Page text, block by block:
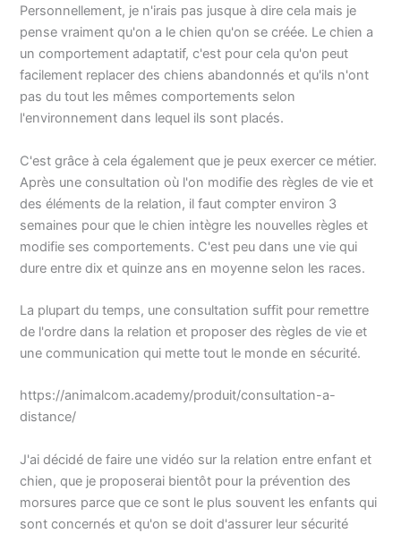
Personnellement, je n'irais pas jusque à dire cela mais je
pense vraiment qu'on a le chien qu'on se créée. Le chien a
un comportement adaptatif, c'est pour cela qu'on peut
facilement replacer des chiens abandonnés et qu'ils n'ont
pas du tout les mêmes comportements selon
l'environnement dans lequel ils sont placés.
C'est grâce à cela également que je peux exercer ce métier.
Après une consultation où l'on modifie des règles de vie et
des éléments de la relation, il faut compter environ 3
semaines pour que le chien intègre les nouvelles règles et
modifie ses comportements. C'est peu dans une vie qui
dure entre dix et quinze ans en moyenne selon les races.
La plupart du temps, une consultation suffit pour remettre
de l'ordre dans la relation et proposer des règles de vie et
une communication qui mette tout le monde en sécurité.
https://animalcom.academy/produit/consultation-a-
distance/
J'ai décidé de faire une vidéo sur la relation entre enfant et
chien, que je proposerai bientôt pour la prévention des
morsures parce que ce sont le plus souvent les enfants qui
sont concernés et qu'on se doit d'assurer leur sécurité